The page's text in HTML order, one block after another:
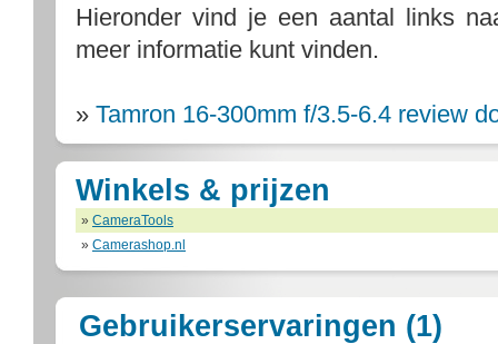
Hieronder vind je een aantal links
meer informatie kunt vinden.
» Tamron 16-300mm f/3.5-6.4 review
Winkels & prijzen
» CameraTools
» Camerashop.nl
Gebruikerservaringen (1)